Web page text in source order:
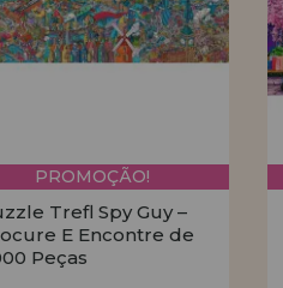
PROMOÇÃO!
Trefl Spy Guy –
E Encontre de
Peças